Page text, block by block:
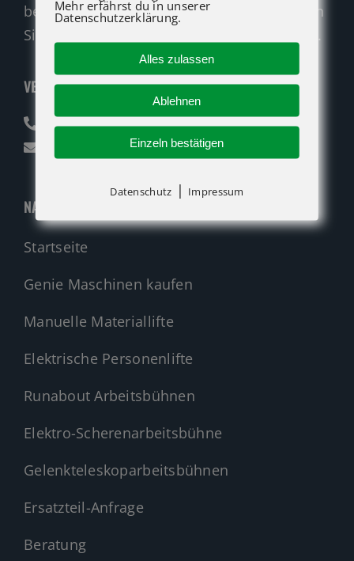
beraten Sie gerne. Rufen Sie an oder nutzen
Sie unser Kontaktformular für eine Anfrage.
VERKAUF
07142 94712-30
verkauf@atglift.de
NAVIGATION
Startseite
Genie Maschinen kaufen
Manuelle Materiallifte
Elektrische Personenlifte
Runabout Arbeitsbühnen
Elektro-Scherenarbeitsbühne
Gelenkteleskoparbeitsbühnen
Ersatzteil-Anfrage
Beratung
Mehr erfährst du in unserer
Datenschutzerklärung.
Alles zulassen
Ablehnen
Einzeln bestätigen
Datenschutz | Impressum